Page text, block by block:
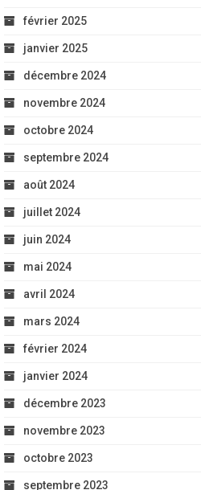
février 2025
janvier 2025
décembre 2024
novembre 2024
octobre 2024
septembre 2024
août 2024
juillet 2024
juin 2024
mai 2024
avril 2024
mars 2024
février 2024
janvier 2024
décembre 2023
novembre 2023
octobre 2023
septembre 2023